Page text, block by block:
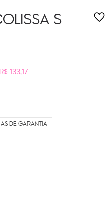
S
133,17
DE GARANTIA